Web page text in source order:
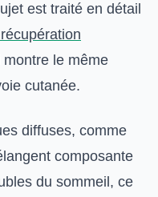
est traité en détail
montre le même
cutanée.
diffuses, comme
composante
du sommeil, ce